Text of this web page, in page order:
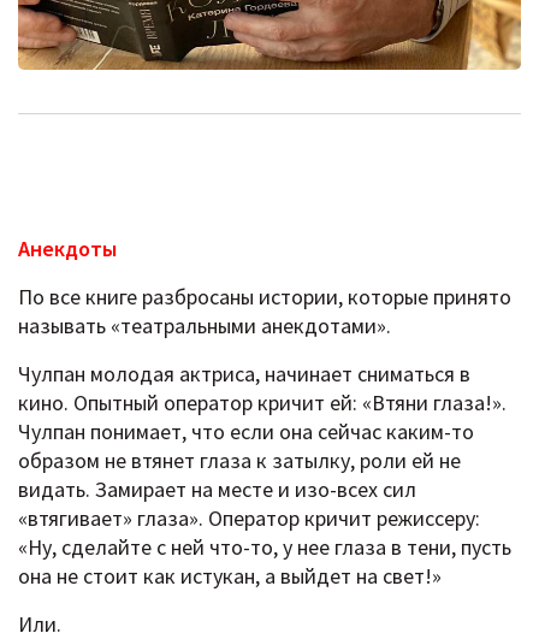
Анекдоты
По все книге разбросаны истории, которые принято
называть «театральными анекдотами».
Чулпан молодая актриса, начинает сниматься в
кино. Опытный оператор кричит ей: «Втяни глаза!».
Чулпан понимает, что если она сейчас каким-то
образом не втянет глаза к затылку, роли ей не
видать. Замирает на месте и изо-всех сил
«втягивает» глаза». Оператор кричит режиссеру:
«Ну, сделайте с ней что-то, у нее глаза в тени, пусть
она не стоит как истукан, а выйдет на свет!»
Или.